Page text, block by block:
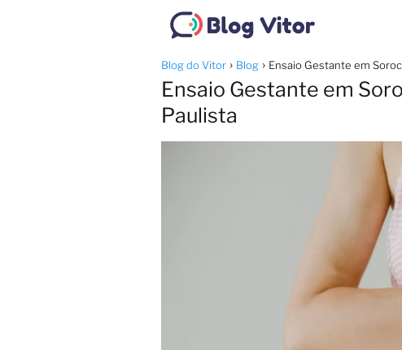
Blog do Vitor Blog Ensaio Gestante em
Ensaio Gestante em
Paulista